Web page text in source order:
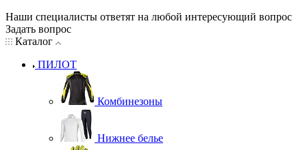
Наши специалисты ответят на любой интересующий вопрос
Задать вопрос
Каталог
ПИЛОТ
Комбинезоны
Нижнее белье